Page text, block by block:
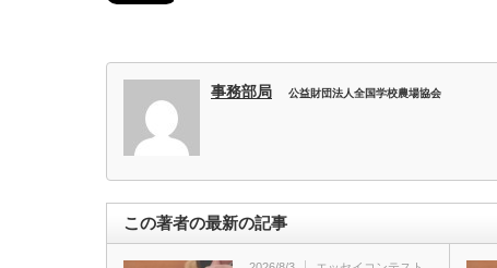
事務部局 公益財団法人全国学校農場協会
この著者の最新の記事